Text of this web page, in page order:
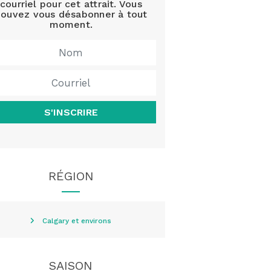
courriel pour cet attrait. Vous
vous désabonner à tout
moment.
S'INSCRIRE
RÉGION
Calgary et environs
SAISON